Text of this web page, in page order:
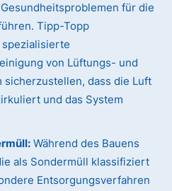
für die
Tipp-Topp
von Lüftungs- und
sicherzustellen, dass die Luft
und das System
Während des Bauens
als Sondermüll klassifiziert
Entsorgungsverfahren